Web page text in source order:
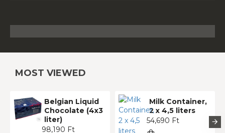
MOST VIEWED
Belgian Liquid
Chocolate (4x3
liter)
98,190 Ft
Milk Container,
2 x 4,5 liters
54,690 Ft